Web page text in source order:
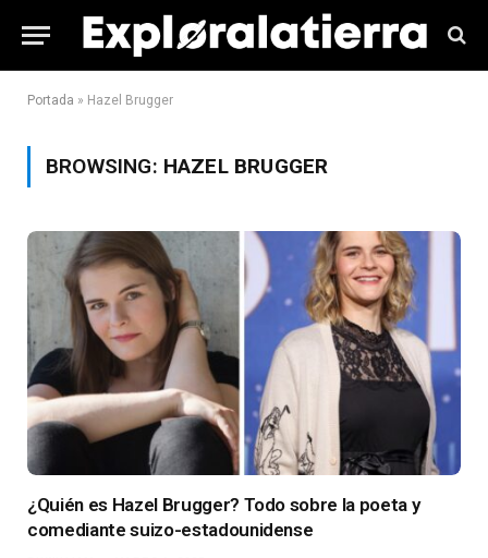
Portada » Hazel Brugger
BROWSING: HAZEL BRUGGER
¿Quién es Hazel Brugger? Todo sobre la poeta y
comediante suizo-estadounidense